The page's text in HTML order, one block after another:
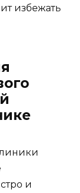
избежать
и